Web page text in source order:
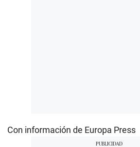
Con información de Europa Press